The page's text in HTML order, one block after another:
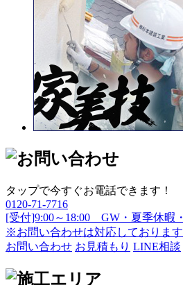
タップで今すぐお電話できます！
0120-71-7716
[受付]9:00～18:00 GW・夏季休暇
※お問い合わせは対応しております
お問い合わせ お見積もり LINE相談